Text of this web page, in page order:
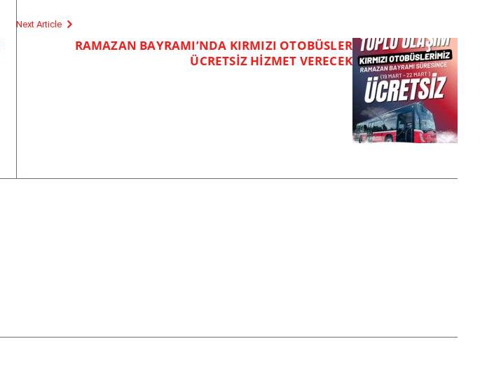
Next Article
RAMAZAN BAYRAMI’NDA KIRMIZI OTOBÜSLER
ÜCRETSİZ HİZMET VERECEK